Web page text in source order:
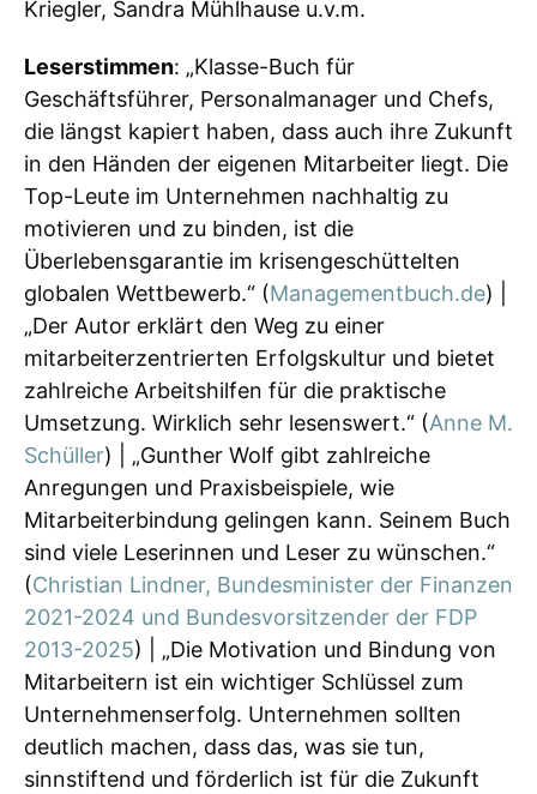
Kriegler, Sandra Mühlhause u.v.m.
Leserstimmen: „Klasse-Buch für
Geschäftsführer, Personalmanager und Chefs,
die längst kapiert haben, dass auch ihre Zukunft
in den Händen der eigenen Mitarbeiter liegt. Die
Top-Leute im Unternehmen nachhaltig zu
motivieren und zu binden, ist die
Überlebensgarantie im krisengeschüttelten
globalen Wettbewerb.“ (Managementbuch.de) |
„Der Autor erklärt den Weg zu einer
mitarbeiterzentrierten Erfolgskultur und bietet
zahlreiche Arbeitshilfen für die praktische
Umsetzung. Wirklich sehr lesenswert.“ (Anne M.
Schüller) | „Gunther Wolf gibt zahlreiche
Anregungen und Praxisbeispiele, wie
Mitarbeiterbindung gelingen kann. Seinem Buch
sind viele Leserinnen und Leser zu wünschen.“
(Christian Lindner, Bundesminister der Finanzen
2021-2024 und Bundesvorsitzender der FDP
2013-2025) | „Die Motivation und Bindung von
Mitarbeitern ist ein wichtiger Schlüssel zum
Unternehmenserfolg. Unternehmen sollten
deutlich machen, dass das, was sie tun,
sinnstiftend und förderlich ist für die Zukunft